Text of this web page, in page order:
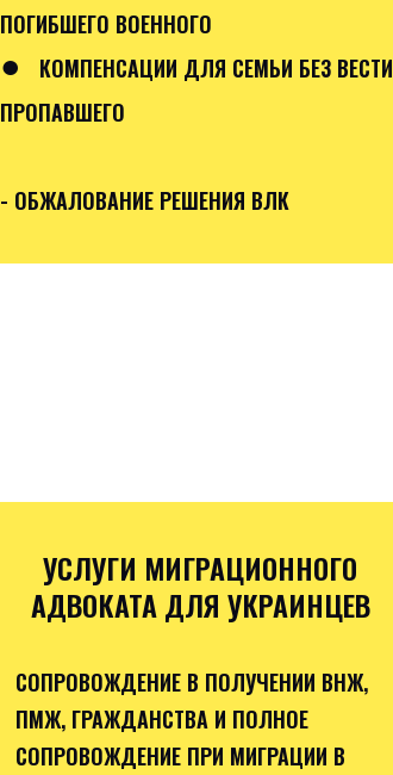
ПОГИБШЕГО ВОЕННОГО
●
КОМПЕНСАЦИИ ДЛЯ СЕМЬИ БЕЗ ВЕСТИ
ПРОПАВШЕГО
- ОБЖАЛОВАНИЕ РЕШЕНИЯ ВЛК
УСЛУГИ МИГРАЦИОННОГО
АДВОКАТА ДЛЯ УКРАИНЦЕВ
СОПРОВОЖДЕНИЕ В ПОЛУЧЕНИИ ВНЖ,
ПМЖ, ГРАЖДАНСТВА И ПОЛНОЕ
СОПРОВОЖДЕНИЕ ПРИ МИГРАЦИИ В